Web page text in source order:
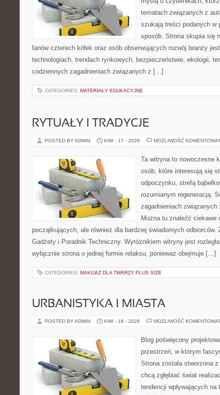
tematach związanych z
szukają treści podanych w
sposób. Strona skupia się
fanów czterech kółek oraz osób obserwujących rozwój branży
technologiach, trendach rynkowych, bezpieczeństwie, ekologii,
codziennych zagadnieniach związanych z […]
CATEGORIES: MATERIAŁY EDUKACYJNE
RYTUAŁY I TRADYCJE
POSTED BY ADMIN KWI - 17 - 2026 MOŻLIWOŚĆ
Ta witryna to nowoczesne
osób, które interesują się
odpoczynku, strefą
rozumianym regeneracją.
zagadnieniach
Można tu znaleźć ciekawe
początkujących, ale również dla bardziej świadomych odbiorców.
Gadżety i Poradnik Techniczny. Wyróżnikiem witryny jest
wyłącznie strona o jednej formie relaksu, ponieważ obejmuje […]
CATEGORIES: MAKIJAŻ DLA TWARZY PLUS SIZE
URBANISTYKA I MIASTA
POSTED BY ADMIN KWI - 16 - 2026 MOŻLIWOŚĆ
Blog poświęcony
przestrzeń, w którym
Strona została stworzona
chcą zgłębiać świat
tendencji wpływających